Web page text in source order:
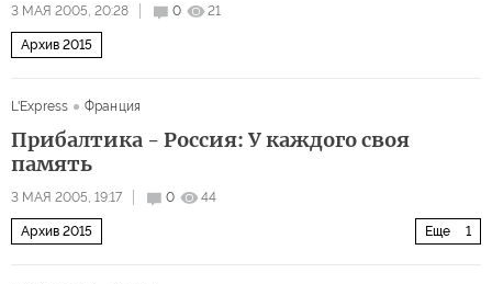
3 МАЯ 2005, 20:28 0 21
Архив 2015
L'Express Франция
Прибалтика - Россия: У каждого своя
память
3 МАЯ 2005, 19:17 0 44
Еще 1
Архив 2015